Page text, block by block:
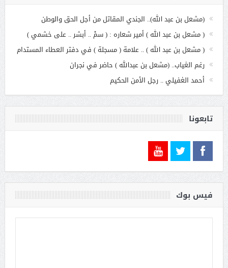
(مشعل بن عبد الله).. الجندي المقاتل من أجل الحق والوطن
( مشعل بن عبد الله ) أمير شعاره : ( سمْ .. أبشر .. على خشمي )
( مشعل بن عبد الله ) .. علامة ( مسجلة ) في دفتر العطاء المستدام
رغم الغياب.. (مشعل بن عبدالله ) حاضر في نجران
أحمد الغفيلي .. رجل الأمن الحكيم
تابعونا
فيس بوك